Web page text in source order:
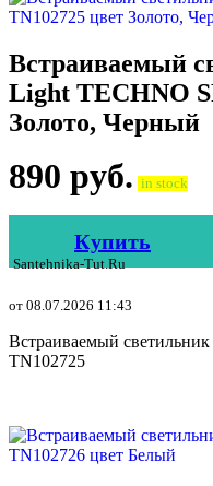
Встраиваемый
Light TECHNO
Золото, Черный
890 руб. in stock
Купить
Santehnika-Tut.ru
от 08.07.2026 11:43
Встраиваемый
TN102725